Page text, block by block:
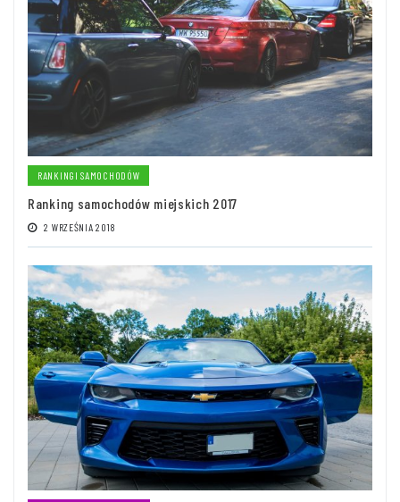
RANKINGI SAMOCHODÓW
Ranking samochodów miejskich 2017
2 WRZEŚNIA 2018